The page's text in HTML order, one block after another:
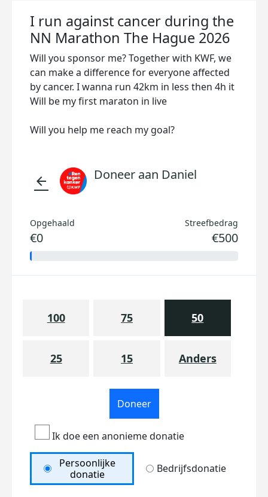
I run against cancer during the
NN Marathon The Hague 2026
Will you sponsor me? Together with KWF, we
can make a difference for everyone affected
by cancer. I wanna run 42km in less then 4h it
Will be my first maraton in live
Will you help me reach my goal?
arrow_back Doneer aan Daniel
Opgehaald
€0
Streefbedrag
€500
100 75 50
25 15 Anders
Doneer
Ik doe een anonieme donatie
Persoonlijke
donatie
Bedrijfsdonatie